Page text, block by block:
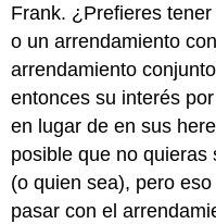
Frank. ¿Prefieres
o un arrendamiento
arrendamiento
entonces su interés
en lugar de en sus
posible que no
(o quien sea), pero
pasar con el